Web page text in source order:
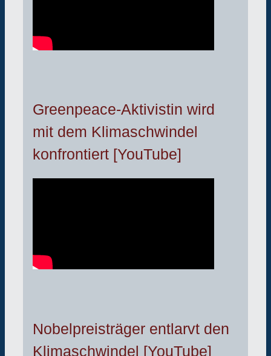
Greenpeace-Aktivistin wird
mit dem Klimaschwindel
konfrontiert [YouTube]
Nobelpreisträger entlarvt den
Klimaschwindel [YouTube]